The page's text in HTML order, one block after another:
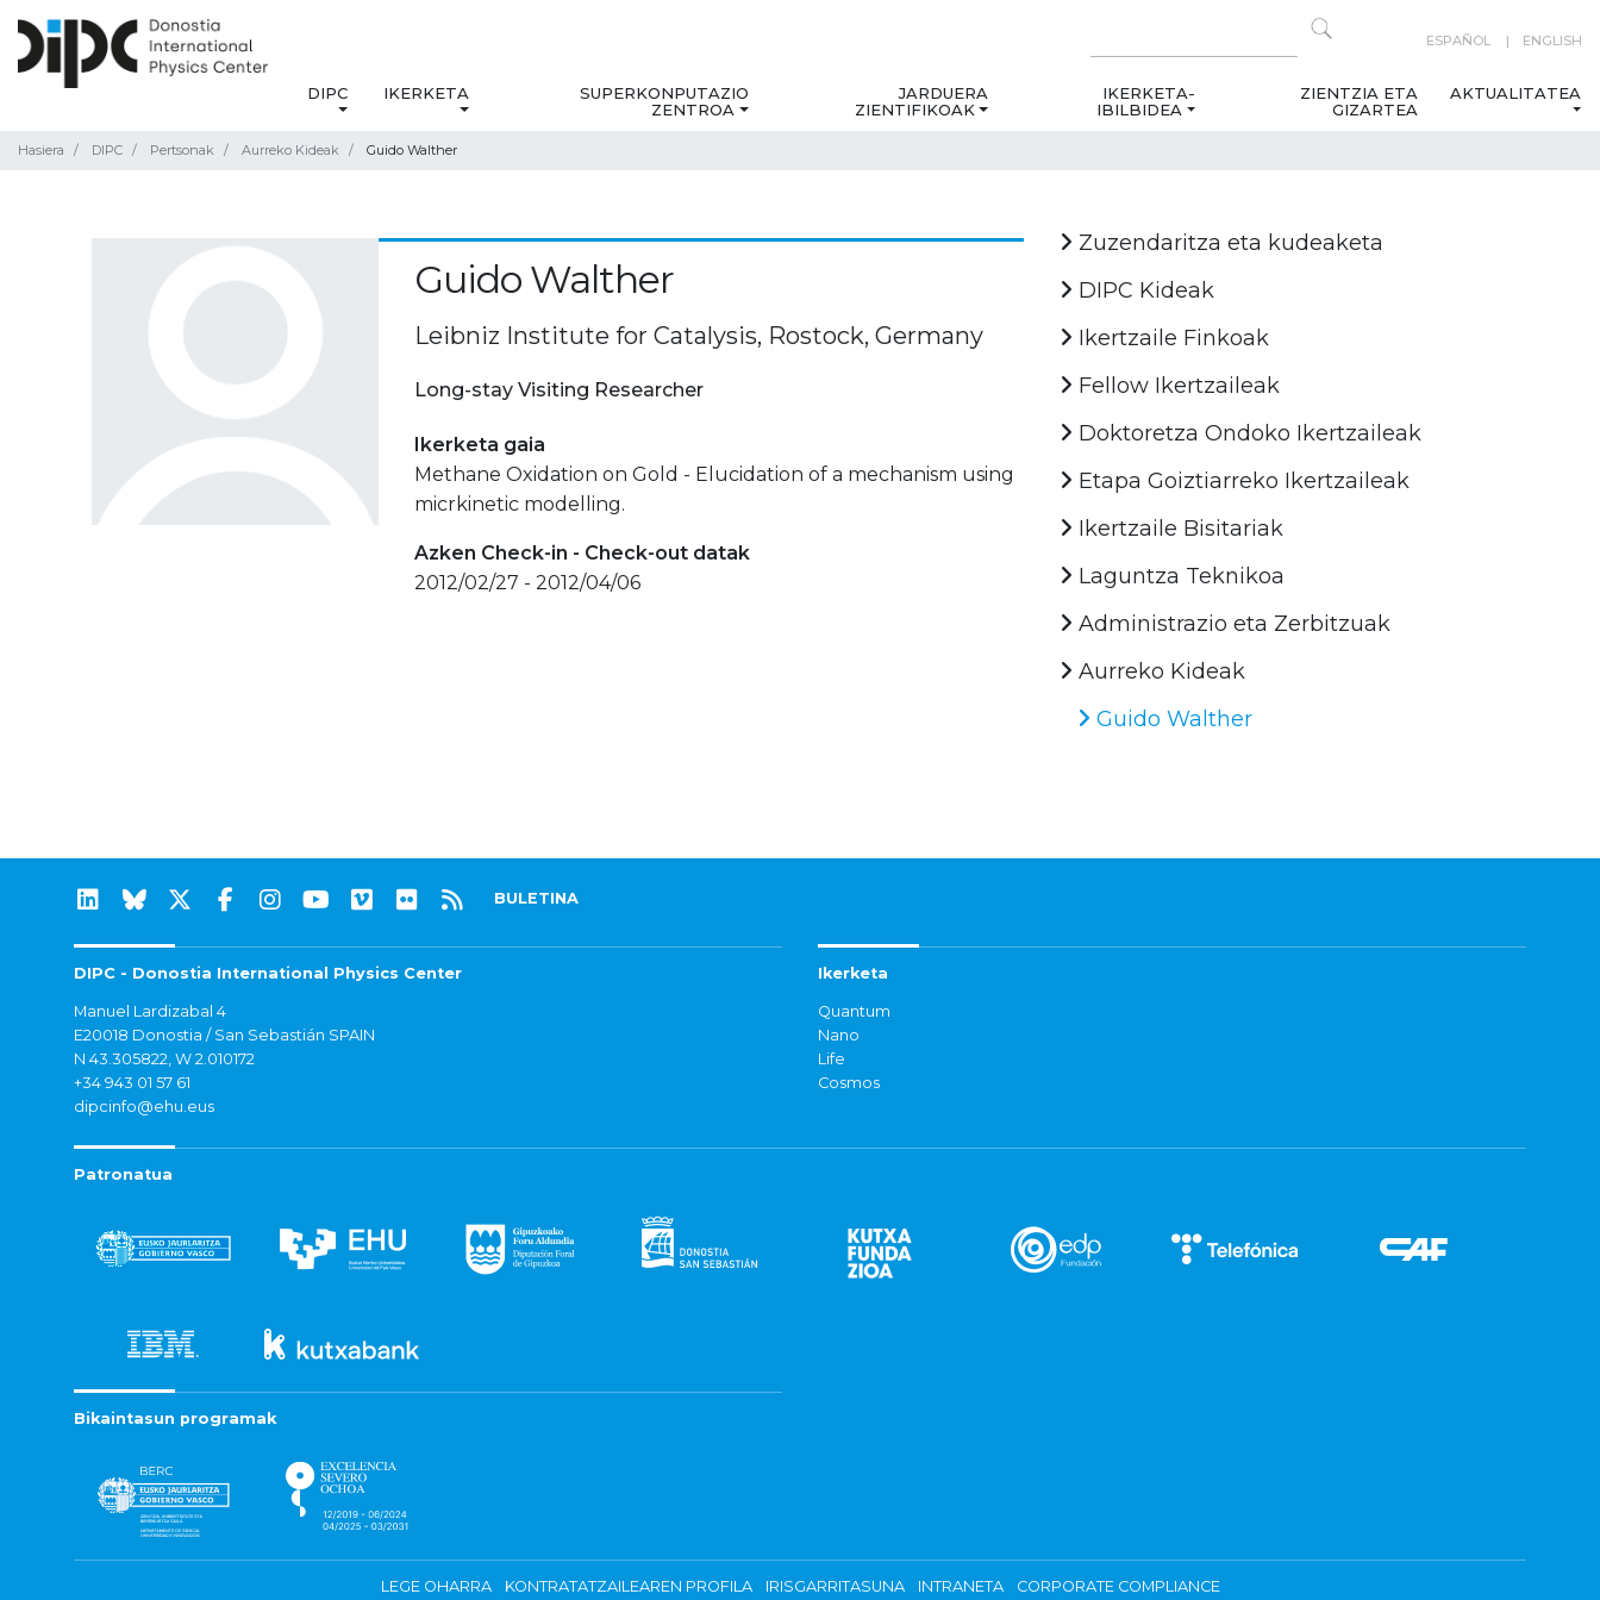
ESPAÑOL ENGLISH
DIPC IKERKETA
SUPERKONPUTAZIO
ZENTROA
JARDUERA
ZIENTIFIKOAK
IKERKETA-
IBILBIDEA
ZIENTZIA ETA
GIZARTEA
AKTUALITATEA
Hasiera DIPC Pertsonak Aurreko Kideak Guido Walther
Guido Walther
Leibniz Institute for Catalysis, Rostock, Germany
Long-stay Visiting Researcher
Ikerketa gaia
Methane Oxidation on Gold - Elucidation of a mechanism using
micrkinetic modelling.
Azken Check-in - Check-out datak
2012/02/27 - 2012/04/06
Zuzendaritza eta kudeaketa
DIPC Kideak
Ikertzaile Finkoak
Fellow Ikertzaileak
Doktoretza Ondoko Ikertzaileak
Etapa Goiztiarreko Ikertzaileak
Ikertzaile Bisitariak
Laguntza Teknikoa
Administrazio eta Zerbitzuak
Aurreko Kideak
Guido Walther
BULETINA
DIPC - Donostia International Physics Center
Manuel Lardizabal 4
E20018 Donostia / San Sebastián SPAIN
N 43.305822, W 2.010172
+34 943 01 57 61
dipcinfo@ehu.eus
Ikerketa
Quantum
Nano
Life
Cosmos
Patronatua
Bikaintasun programak
LEGE OHARRA KONTRATATZAILEAREN PROFILA IRISGARRITASUNA INTRANETA CORPORATE COMPLIANCE